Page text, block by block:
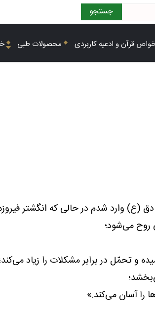
قرآن و ادعیه کاربردی محصولات طبی
جستجو
(ع) وارد شدم در حالی که انگشتر